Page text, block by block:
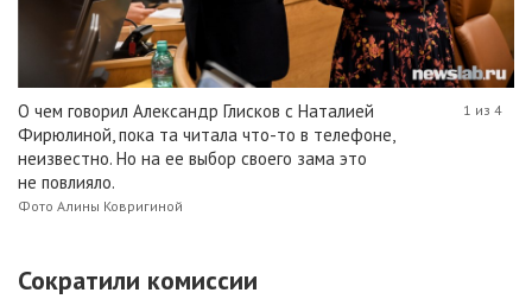
О чем говорил Александр Глисков с Наталией
Фирюлиной, пока та читала что-то в телефоне,
неизвестно. Но на ее выбор своего зама это
не повлияло.
Фото Алины Ковригиной
1 из 4
Сократили комиссии